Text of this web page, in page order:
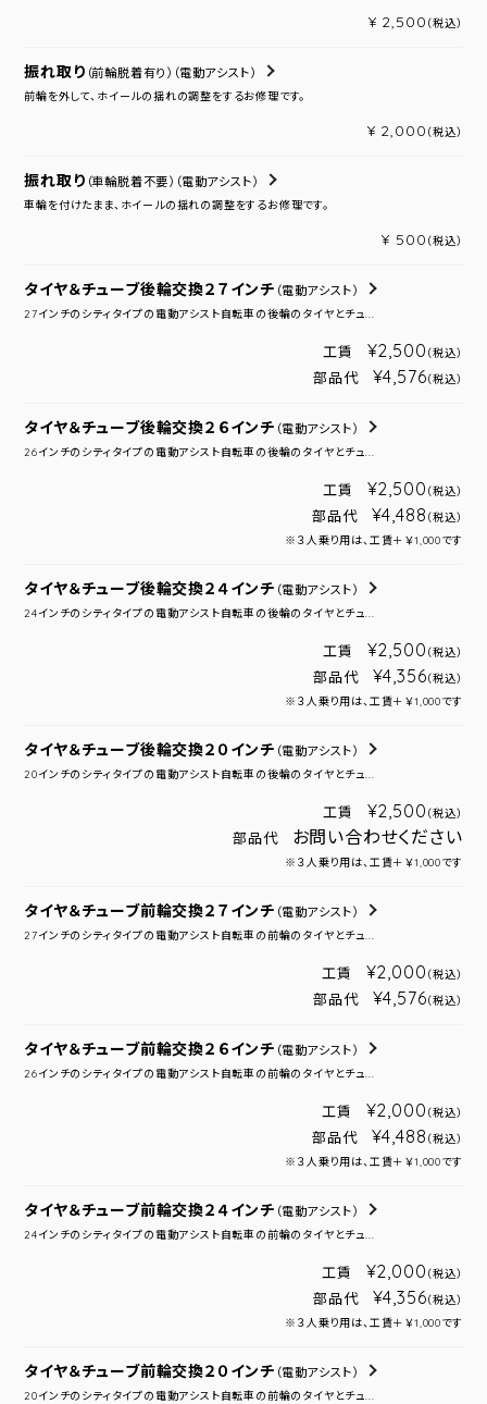
¥ 2,500 （税込）
振れ取り （前輪脱着有り） （電動アシスト）
前輪を外して、ホイールの揺れの調整をするお修理です。
¥ 2,000 （税込）
振れ取り （車輪脱着不要） （電動アシスト）
車輪を付けたまま、ホイールの揺れの調整をするお修理です。
¥ 500 （税込）
タイヤ＆チューブ後輪交換２７インチ （電動アシスト）
27インチのシティタイプの電動アシスト自転車の後輪のタイヤとチュ...
工賃 ¥2,500 （税込）
部品代 ¥4,576（税込）
タイヤ＆チューブ後輪交換２６インチ （電動アシスト）
26インチのシティタイプの電動アシスト自転車の後輪のタイヤとチュ...
工賃 ¥2,500 （税込）
部品代 ¥4,488 （税込）
※３人乗り用は、工賃＋￥1,000です
タイヤ＆チューブ後輪交換２４インチ （電動アシスト）
24インチのシティタイプの電動アシスト自転車の後輪のタイヤとチュ...
工賃 ¥2,500 （税込）
部品代 ¥4,356（税込）
※３人乗り用は、工賃＋￥1,000です
タイヤ＆チューブ後輪交換２０インチ （電動アシスト）
20インチのシティタイプの電動アシスト自転車の後輪のタイヤとチュ...
工賃 ¥2,500 （税込）
部品代 お問い合わせください
※３人乗り用は、工賃＋￥1,000です
タイヤ＆チューブ前輪交換２７インチ （電動アシスト）
27インチのシティタイプの電動アシスト自転車の前輪のタイヤとチュ...
工賃 ¥2,000 （税込）
部品代 ¥4,576（税込）
タイヤ＆チューブ前輪交換２６インチ （電動アシスト）
26インチのシティタイプの電動アシスト自転車の前輪のタイヤとチュ...
工賃 ¥2,000 （税込）
部品代 ¥4,488 （税込）
※３人乗り用は、工賃＋￥1,000です
タイヤ＆チューブ前輪交換２４インチ （電動アシスト）
24インチのシティタイプの電動アシスト自転車の前輪のタイヤとチュ...
工賃 ¥2,000 （税込）
部品代 ¥4,356（税込）
※３人乗り用は、工賃＋￥1,000です
タイヤ＆チューブ前輪交換２０インチ （電動アシスト）
20インチのシティタイプの電動アシスト自転車の前輪のタイヤとチュ...